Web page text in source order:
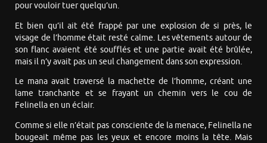
pour vouloir tuer quelqu’un.
Et bien qu’il ait été frappé par une explosion de si près, le
visage de l’homme était resté calme. Les vêtements autour de
son flanc avaient été soufflés et une partie avait été brûlée,
mais il n’y avait pas un seul changement dans son expression.
Le mana avait traversé la machette de l’homme, créant une
lame tranchante et se frayant un chemin vers le cou de
Felinella en un éclair.
Comme si elle n’était pas consciente de la menace, Felinella ne
bougeait même pas les yeux et encore moins la tête. Mais